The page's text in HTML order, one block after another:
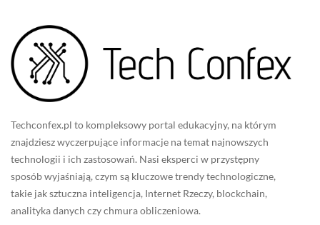
Techconfex.pl to kompleksowy portal edukacyjny, na którym
znajdziesz wyczerpujące informacje na temat najnowszych
technologii i ich zastosowań. Nasi eksperci w przystępny
sposób wyjaśniają, czym są kluczowe trendy technologiczne,
takie jak sztuczna inteligencja, Internet Rzeczy, blockchain,
analityka danych czy chmura obliczeniowa.